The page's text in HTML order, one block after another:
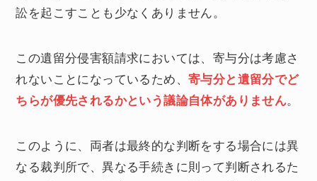
訟を起こすことも少なくありません。
この遺留分侵害額請求においては、寄与分は考慮さ
れないことになっているため、寄与分と遺留分でど
ちらが優先されるかという議論自体がありません。
このように、両者は最終的な判断をする場合には異
なる裁判所で、異なる手続きに則って判断されるた